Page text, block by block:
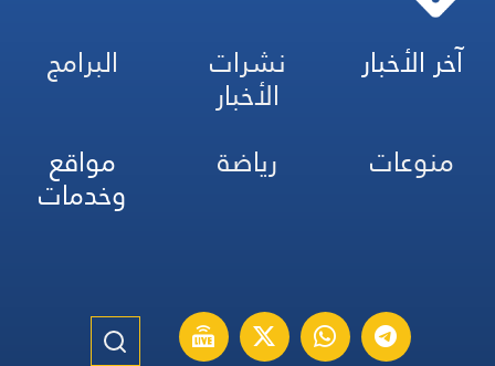
آخر الأخبار نشرات
الأخبار
البرامج
منوعات
رياضة مواقع
وخدمات